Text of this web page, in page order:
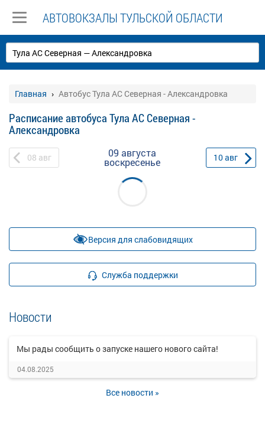
АВТОВОКЗАЛЫ ТУЛЬСКОЙ ОБЛАСТИ
Главная Автобус Тула АС Северная - Александровка
Расписание автобуса Тула АС Северная -
Александровка
08 авг 09 августа
воскресенье 10авг
Версия для слабовидящих
Служба поддержки
Новости
Мы рады сообщить о запуске нашего нового сайта!
04.08.2025
Все новости »